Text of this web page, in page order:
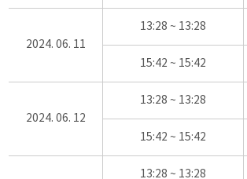
2024. 06. 11
13:28 ~ 13:28
15:42 ~ 15:42
2024. 06. 12
13:28 ~ 13:28
15:42 ~ 15:42
13:28 ~ 13:28